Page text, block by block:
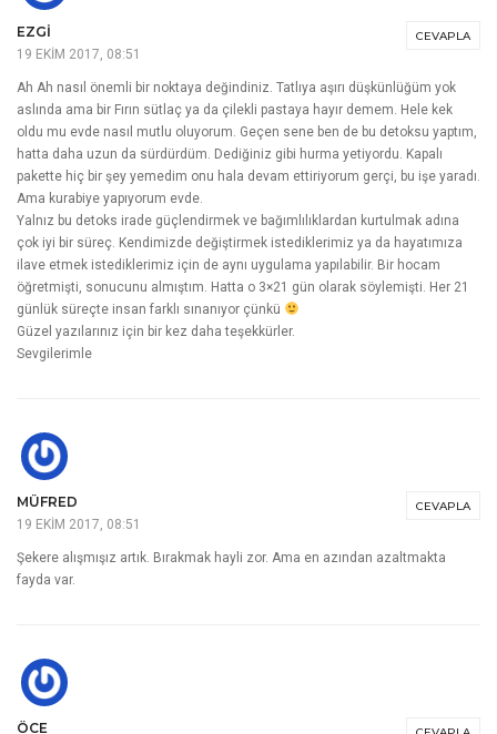
CEVAPLA
EZGI
19 EKIM 2017, 08:51
Ah Ah nasıl önemli bir noktaya değindiniz. Tatlıya aşırı düşkünlüğüm yok
aslında ama bir Fırın sütlaç ya da çilekli pastaya hayır demem. Hele kek
oldu mu evde nasıl mutlu oluyorum. Geçen sene ben de bu detoksu yaptım,
hatta daha uzun da sürdürdüm. Dediğiniz gibi hurma yetiyordu. Kapalı
pakette hiç bir şey yemedim onu hala devam ettiriyorum gerçi, bu işe yaradı.
Ama kurabiye yapıyorum evde.
Yalnız bu detoks irade güçlendirmek ve bağımlılıklardan kurtulmak adına
çok iyi bir süreç. Kendimizde değiştirmek istediklerimiz ya da hayatımıza
ilave etmek istediklerimiz için de aynı uygulama yapılabilir. Bir hocam
öğretmişti, sonucunu almıştım. Hatta o 3×21 gün olarak söylemişti. Her 21
günlük süreçte insan farklı sınanıyor çünkü
Güzel yazılarınız için bir kez daha teşekkürler.
Sevgilerimle
CEVAPLA
MÜFRED
19 EKIM 2017, 08:51
Şekere alışmışız artık. Bırakmak hayli zor. Ama en azından azaltmakta
fayda var.
ÖCE